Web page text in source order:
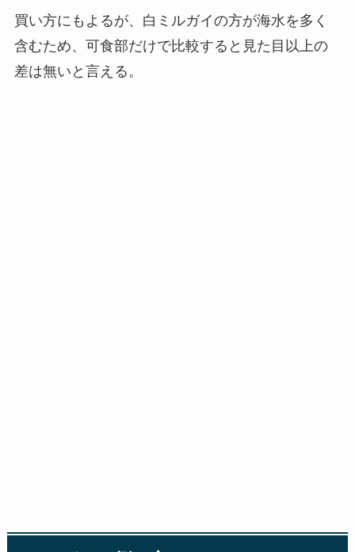
買い方にもよるが、白ミルガイの方が海水を多く
含むため、可食部だけで比較すると見た目以上の
差は無いと言える。